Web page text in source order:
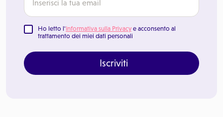
Ho letto l'Informativa sulla Privacy e acconsento al
trattamento dei miei dati personali
Iscriviti